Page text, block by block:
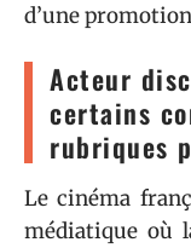
d’une
Acteur
certains
rubriques
Le cinéma
médiatique où